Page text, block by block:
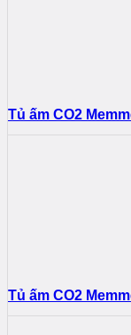
Tủ ấm CO2
Tủ ấm CO2